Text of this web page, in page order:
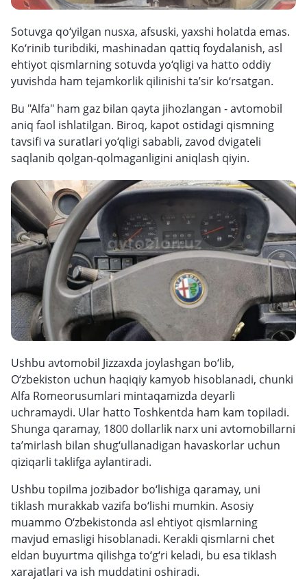
Sotuvga qo‘yilgan nusxa, afsuski, yaxshi holatda emas.
Ko‘rinib turibdiki, mashinadan qattiq foydalanish, asl
ehtiyot qismlarning sotuvda yo‘qligi va hatto oddiy
yuvishda ham tejamkorlik qilinishi ta’sir ko‘rsatgan.
Bu "Alfa" ham gaz bilan qayta jihozlangan - avtomobil
aniq faol ishlatilgan. Biroq, kapot ostidagi qismning
tavsifi va suratlari yo‘qligi sababli, zavod dvigateli
saqlanib qolgan-qolmaganligini aniqlash qiyin.
Ushbu avtomobil Jizzaxda joylashgan bo‘lib,
O‘zbekiston uchun haqiqiy kamyob hisoblanadi, chunki
Alfa Romeorusumlari mintaqamizda deyarli
uchramaydi. Ular hatto Toshkentda ham kam topiladi.
Shunga qaramay, 1800 dollarlik narx uni avtomobillarni
ta’mirlash bilan shug‘ullanadigan havaskorlar uchun
qiziqarli taklifga aylantiradi.
Ushbu topilma jozibador bo‘lishiga qaramay, uni
tiklash murakkab vazifa bo‘lishi mumkin. Asosiy
muammo O‘zbekistonda asl ehtiyot qismlarning
mavjud emasligi hisoblanadi. Kerakli qismlarni chet
eldan buyurtma qilishga to‘g‘ri keladi, bu esa tiklash
xarajatlari va ish muddatini oshiradi.